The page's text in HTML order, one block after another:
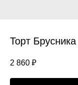
Торт
2 860 ₽